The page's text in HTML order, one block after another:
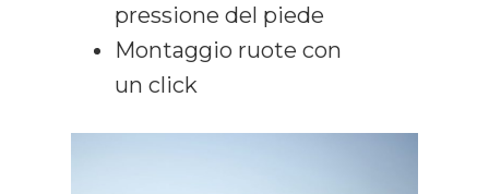
pressione del piede
Montaggio ruote con
un click